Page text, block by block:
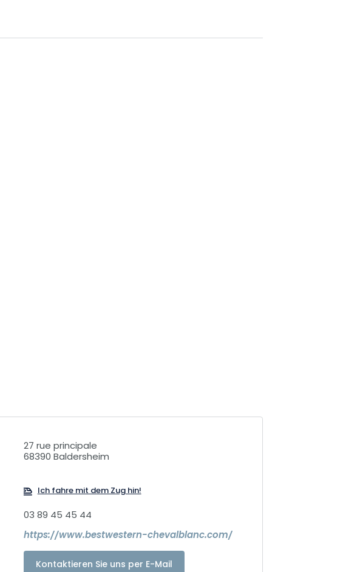
27 rue principale
68390 Baldersheim
Ich fahre mit dem Zug hin!
03 89 45 45 44
https://www.bestwestern-chevalblanc.com/
Kontaktieren Sie uns per E-Mail